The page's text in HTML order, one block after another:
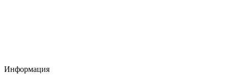
Информация